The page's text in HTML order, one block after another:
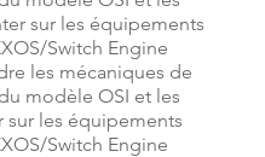
sur les équipements
Switch Engine
les mécaniques de
modèle OSI et les
sur les équipements
Switch Engine